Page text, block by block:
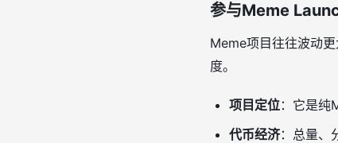
参与Meme
Meme项目往往波动
度。
项目定位：它是纯
代币经济：总量、